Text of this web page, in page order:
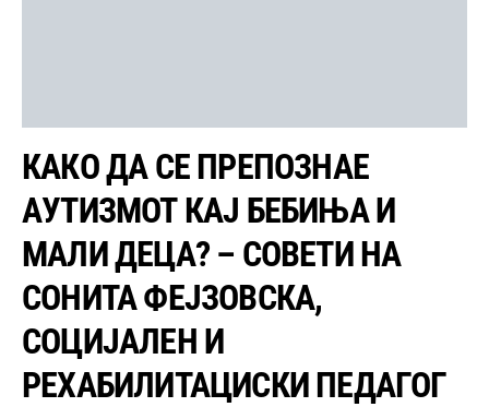
КАКО ДА СЕ ПРЕПОЗНАЕ
АУТИЗМОТ КАЈ БЕБИЊА И
МАЛИ ДЕЦА? – СОВЕТИ НА
СОНИТА ФЕЈЗОВСКА,
СОЦИЈАЛЕН И
РЕХАБИЛИТАЦИСКИ ПЕДАГОГ